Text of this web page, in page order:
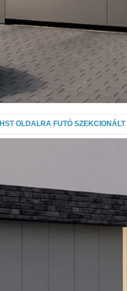
HST OLDALRA FUTÓ